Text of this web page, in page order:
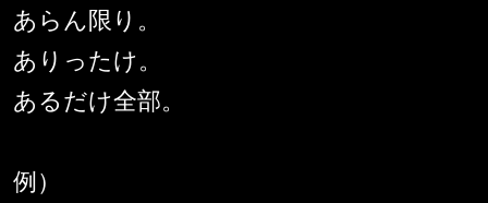
あらん限り。
ありったけ。
あるだけ全部。
例）